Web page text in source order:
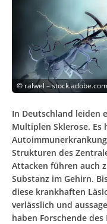
© ralwel – stock.adobe.com
In Deutschland leiden
Multiplen Sklerose. Es
Strukturen des
Attacken führen auch
Substanz im Gehirn.
diese krankhaften
verlässlich und
haben Forschende